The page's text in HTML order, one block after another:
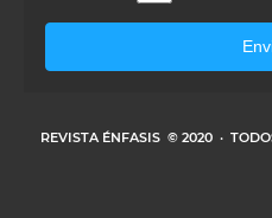
REVISTA ÉNFASIS © 2020 ·